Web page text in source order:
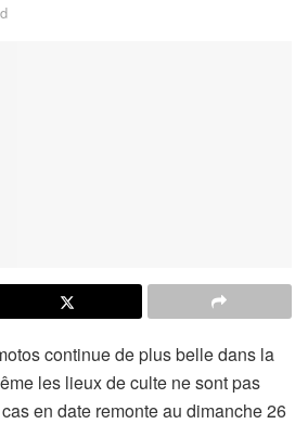
continue de plus belle dans la
les lieux de culte ne sont pas
en date remonte au dimanche 26